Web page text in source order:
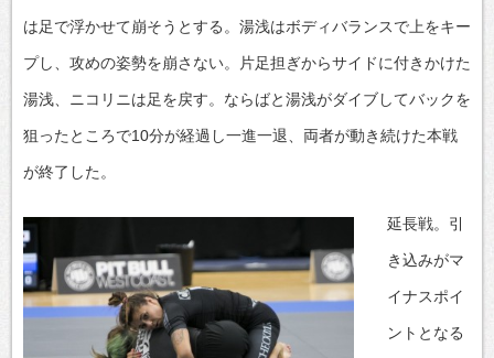
は足で浮かせて崩そうとする。湯浅はボディバランスで上をキー
プし、攻めの姿勢を崩さない。片足担ぎからサイドに付きかけた
湯浅、ニコリニは足を戻す。ならばと湯浅がダイブしてバックを
狙ったところで10分が経過し一進一退、両者が動き続けた本戦
が終了した。
延長戦。引
き込みがマ
イナスポイ
ントとなる